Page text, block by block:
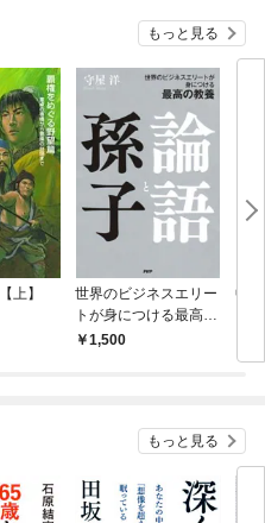
もっと見る
上】
世界のビジネスエリー
トが身につける最高の
教養 論語と孫子
1,500
中
もっと見る